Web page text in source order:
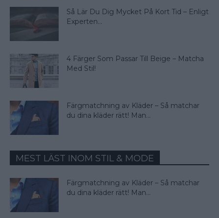
Så Lär Du Dig Mycket På Kort Tid – Enligt
Experten...
4 Färger Som Passar Till Beige – Matcha
Med Stil!
Färgmatchning av Kläder – Så matchar
du dina kläder rätt! Man...
MEST LÄST INOM STIL & MODE
Färgmatchning av Kläder – Så matchar
du dina kläder rätt! Man...